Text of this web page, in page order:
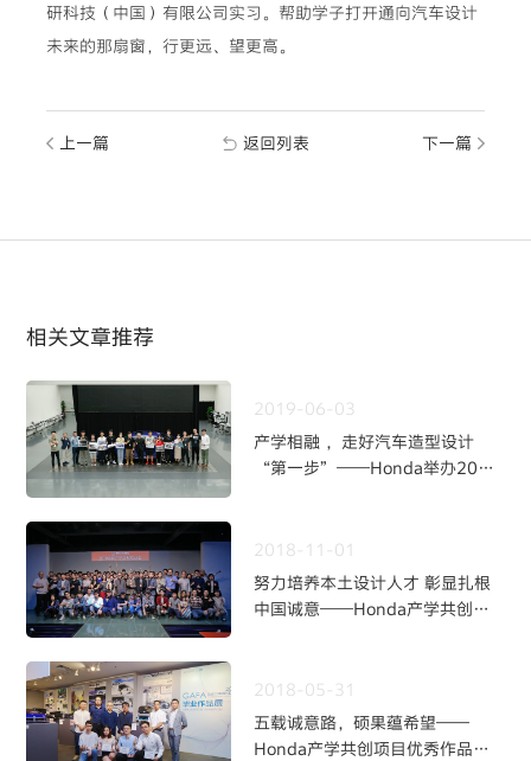
研科技（中国）有限公司实习。帮助学子打开通向汽车设计
未来的那扇窗，行更远、望更高。
上一篇 返回列表 下一篇
相关文章推荐
2019-06-03
产学相融 ，走好汽车造型设计
“第一步”——Honda举办2019
2018-11-01
努力培养本土设计人才 彰显扎根
中国诚意——Honda产学共创
2018-05-31
五载诚意路，硕果蕴希望——
Honda产学共创项目优秀作品在